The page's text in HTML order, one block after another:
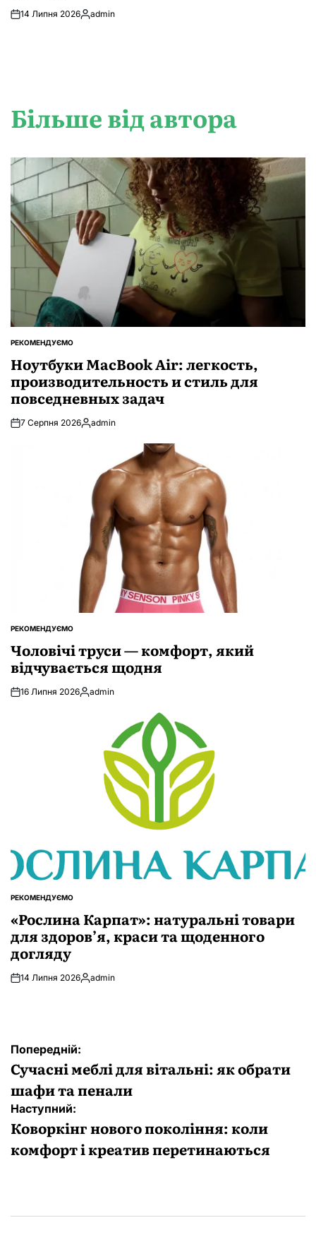
14 Липня 2026Опубліковано
admin
Більше від автора
ОПУБЛІКУВАТИ
РЕКОМЕНДУЄМО
Ноутбуки MacBook Air: легкость,
производительность и стиль для
повседневных задач
7 Серпня 2026Опубліковано
admin
ОПУБЛІКУВАТИ
РЕКОМЕНДУЄМО
Чоловічі труси — комфорт, який
відчувається щодня
16 Липня 2026Опубліковано
admin
ОПУБЛІКУВАТИ
РЕКОМЕНДУЄМО
«Рослина Карпат»: натуральні товари
для здоров’я, краси та щоденного
догляду
14 Липня 2026Опубліковано
admin
Навігація
записів
Попередній:
Сучасні меблі для вітальні: як обрати
шафи та пенали
Наступний:
Коворкінг нового покоління: коли
комфорт і креатив перетинаються